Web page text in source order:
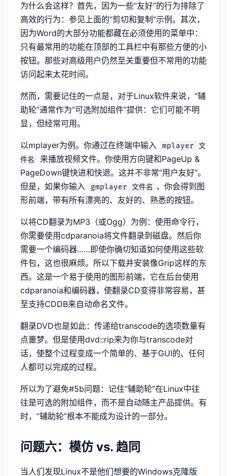
为什么会这样？首先，因为一些“友好”的行为排除了
高效的行为：参见上面的“剪切和复制”示例。其次，
因为Word的大部分功能都藏在必须使用的菜单中：
只有最常用的功能在顶部的工具栏中有那些方便的小
按钮。那些对高级用户仍然至关重要但不常用的功能
访问起来太花时间。
然而，需要记住的一点是，对于Linux软件来说，“辅
助轮”通常作为“可选附加组件”提供：它们可能不明
显，但经常可用。
以mplayer为例。你通过在终端中输入
mplayer 文
件名
来播放视频文件。你使用方向键和PageUp &
PageDown键快进和快退。这并不非常“用户友好”。
但是，如果你输入
gmplayer 文件名 ，你会得到图
形前端，带有所有漂亮的、友好的、熟悉的按钮。
以将CD翻录为MP3（或Ogg）为例：使用命令行，
你需要使用cdparanoia将文件翻录到磁盘。然后你
需要一个编码器……即使你确切知道如何使用这些软
件包，这也很麻烦。所以下载并安装像Grip这样的东
西。这是一个易于使用的图形前端，它在后台使用
cdparanoia和编码器，使翻录CD变得非常容易，甚
至支持CDDB来自动命名文件。
翻录DVD也是如此：传递给transcode的选项数量有
点噩梦。但是使用dvd::rip来为你与transcode对
话，使整个过程变成一个简单的、基于GUI的、任何
人都可以完成的过程。
所以为了避免#5b问题：记住“辅助轮”在Linux中往
往是可选的附加组件，而不是自动随主产品提供。有
时，“辅助轮”根本不能成为设计的一部分。
问题六：模仿 vs. 趋同
当人们发现Linux不是他们想要的Windows克隆版